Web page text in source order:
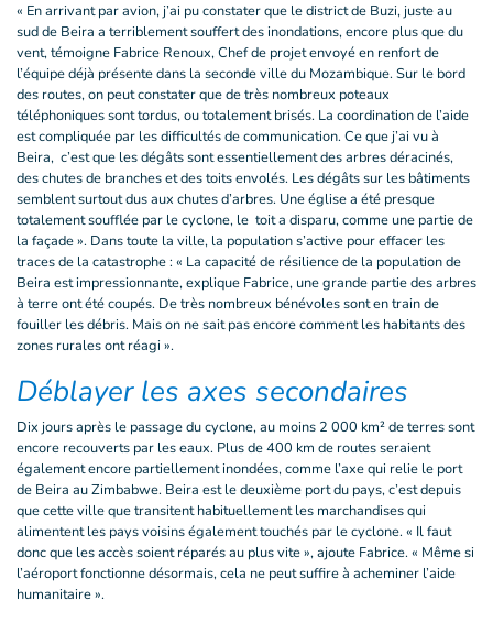
« En arrivant par avion, j’ai pu constater que le district de Buzi, juste au
sud de Beira a terriblement souffert des inondations, encore plus que du
vent, témoigne Fabrice Renoux, Chef de projet envoyé en renfort de
l’équipe déjà présente dans la seconde ville du Mozambique. Sur le bord
des routes, on peut constater que de très nombreux poteaux
téléphoniques sont tordus, ou totalement brisés. La coordination de l’aide
est compliquée par les difficultés de communication. Ce que j’ai vu à
Beira, c’est que les dégâts sont essentiellement des arbres déracinés,
des chutes de branches et des toits envolés. Les dégâts sur les bâtiments
semblent surtout dus aux chutes d’arbres. Une église a été presque
totalement soufflée par le cyclone, le toit a disparu, comme une partie de
la façade ». Dans toute la ville, la population s’active pour effacer les
traces de la catastrophe : « La capacité de résilience de la population de
Beira est impressionnante, explique Fabrice, une grande partie des arbres
à terre ont été coupés. De très nombreux bénévoles sont en train de
fouiller les débris. Mais on ne sait pas encore comment les habitants des
zones rurales ont réagi ».
Déblayer les axes secondaires
Dix jours après le passage du cyclone, au moins 2 000 km² de terres sont
encore recouverts par les eaux. Plus de 400 km de routes seraient
également encore partiellement inondées, comme l’axe qui relie le port
de Beira au Zimbabwe. Beira est le deuxième port du pays, c’est depuis
que cette ville que transitent habituellement les marchandises qui
alimentent les pays voisins également touchés par le cyclone. « Il faut
donc que les accès soient réparés au plus vite », ajoute Fabrice. « Même si
l’aéroport fonctionne désormais, cela ne peut suffire à acheminer l’aide
humanitaire ».